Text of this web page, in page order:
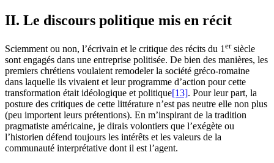
II. Le discours politique mis en récit
Sciemment ou non, l’écrivain et le critique des récits du 1 ersiècle
sont engagés dans une entreprise politisée. De bien des manières, les
premiers chrétiens voulaient remodeler la société gréco-romaine
dans laquelle ils vivaient et leur programme d’action pour cette
transformation était idéologique et politique[13]. Pour leur part, la
posture des critiques de cette littérature n’est pas neutre elle non plus
(peu importent leurs prétentions). En m’inspirant de la tradition
pragmatiste américaine, je dirais volontiers que l’exégète ou
l’historien défend toujours les intérêts et les valeurs de la
communauté interprétative dont il est l’agent.